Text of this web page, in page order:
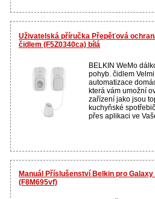
Uživatelská příručka Přepěťová
čidlem (F5Z0340ca) bílá
BELKIN WeMo
pohyb. čidlem
automatizace
která vám umožní
zařízení jako jsou
kuchyňské
přes aplikaci ve
Manuál Příslušenství Belkin pro Galaxy
(F8M695vf)